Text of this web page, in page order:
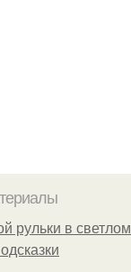
рульки в светлом